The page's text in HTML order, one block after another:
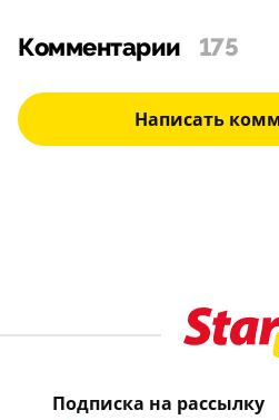
Комментарии 175
Написать
Подписка на рассылку